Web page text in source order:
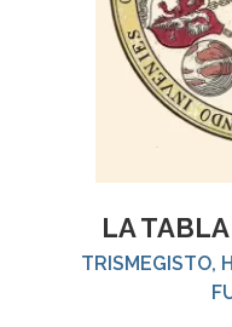
LA
TRISMEGISTO,